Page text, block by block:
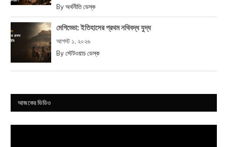
By অর্থনীতি ডেস্ক
মেগিড্ডো: ইতিহাসের প্রথম নথিবদ্ধ যুদ্ধ
আগস্ট ১, ২০২৬
By স্টেটওয়াচ ডেস্ক
আজকের ভিডিও